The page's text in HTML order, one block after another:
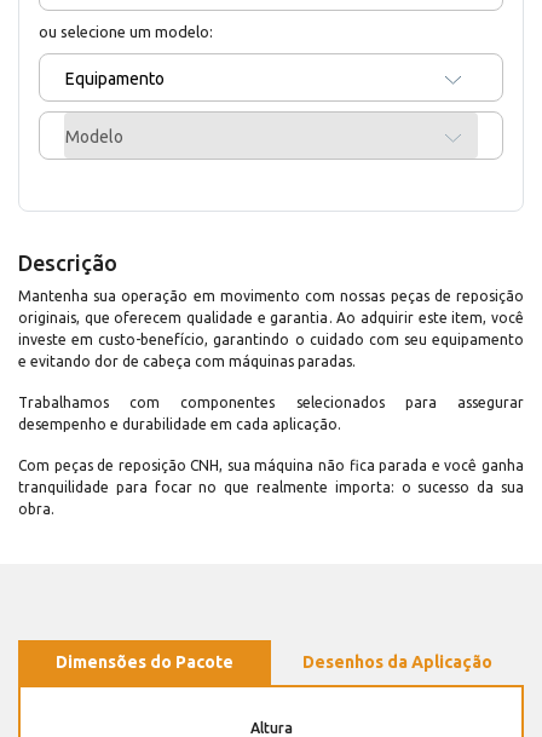
ou selecione um modelo:
Equipamento
Modelo
Descrição
Mantenha sua operação em movimento com nossas peças de reposição
originais, que oferecem qualidade e garantia. Ao adquirir este item, você
investe em custo-benefício, garantindo o cuidado com seu equipamento
e evitando dor de cabeça com máquinas paradas.
Trabalhamos com componentes selecionados para assegurar
desempenho e durabilidade em cada aplicação.
Com peças de reposição CNH, sua máquina não fica parada e você ganha
tranquilidade para focar no que realmente importa: o sucesso da sua
obra.
Dimensões do Pacote Desenhos da Aplicação
Altura